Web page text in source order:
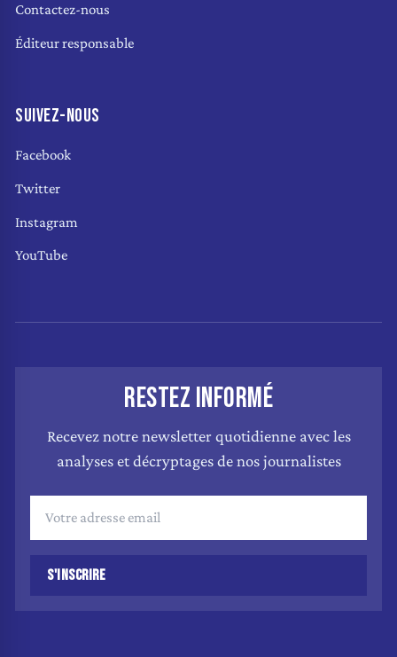
Contactez-nous
Éditeur responsable
SUIVEZ-NOUS
Facebook
Twitter
Instagram
YouTube
RESTEZ INFORMÉ
Recevez notre newsletter quotidienne avec les
analyses et décryptages de nos journalistes
S'INSCRIRE